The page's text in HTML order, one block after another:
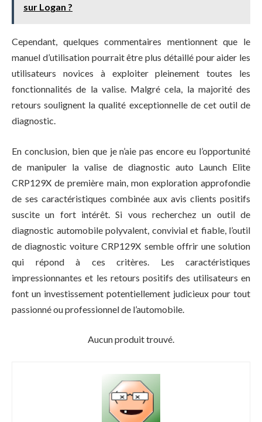
sur Logan ?
Cependant, quelques commentaires mentionnent que le
manuel d’utilisation pourrait être plus détaillé pour aider les
utilisateurs novices à exploiter pleinement toutes les
fonctionnalités de la valise. Malgré cela, la majorité des
retours soulignent la qualité exceptionnelle de cet outil de
diagnostic.
En conclusion, bien que je n’aie pas encore eu l’opportunité
de manipuler la valise de diagnostic auto Launch Elite
CRP129X de première main, mon exploration approfondie
de ses caractéristiques combinée aux avis clients positifs
suscite un fort intérêt. Si vous recherchez un outil de
diagnostic automobile polyvalent, convivial et fiable, l’outil
de diagnostic voiture CRP129X semble offrir une solution
qui répond à ces critères. Les caractéristiques
impressionnantes et les retours positifs des utilisateurs en
font un investissement potentiellement judicieux pour tout
passionné ou professionnel de l’automobile.
Aucun produit trouvé.